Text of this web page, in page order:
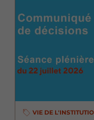
VIE DE